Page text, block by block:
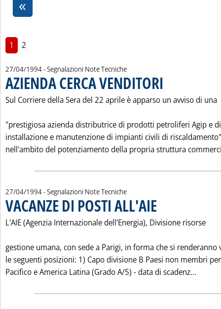
1 2
27/04/1994- Segnalazioni Note Tecniche
AZIENDA CERCA VENDITORI
Sul Corriere della Sera del 22 aprile è apparso un avviso di una
"prestigiosa azienda distributrice di prodotti petroliferi Agip e di
installazione e manutenzione di impianti civili di
nell'ambito del potenziamento della propria struttura
27/04/1994- Segnalazioni Note Tecniche
VACANZE DI POSTI ALL'AIE
L'AIE (Agenzia Internazionale dell'Energia), Divisione risorse
gestione umana, con sede a Parigi, in forma che si renderanno
le seguenti posizioni: 1) Capo divisione B Paesi non membri
Pacifico e America Latina (Grado A/5) - data di scadenz...